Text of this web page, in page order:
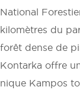
National
kilomètres du
forêt dense de
Kontarka offre
nique Kampos